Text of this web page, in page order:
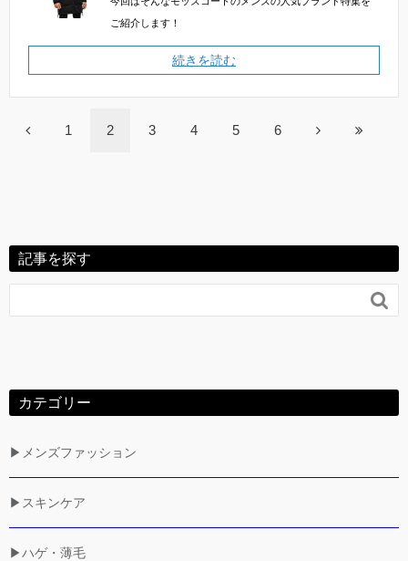
ご紹介します！
続きを読む
1 2 3 4 5 6
記事を探す

カテゴリー
▶メンズファッション
▶スキンケア
▶ハゲ・薄毛